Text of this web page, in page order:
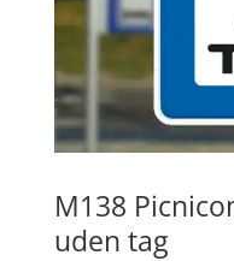
M138
uden tag